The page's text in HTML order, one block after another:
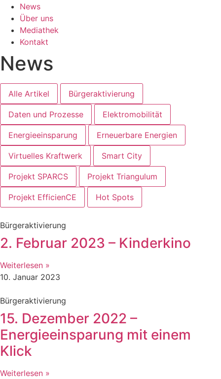
News
Über uns
Mediathek
Kontakt
News
Alle Artikel Bürgeraktivierung
Daten und Prozesse Elektromobilität
Energieeinsparung Erneuerbare Energien
Virtuelles Kraftwerk Smart City
Projekt SPARCS Projekt Triangulum
Projekt EfficienCE Hot Spots
Bürgeraktivierung
2. Februar 2023 – Kinderkino
Weiterlesen »
10. Januar 2023
Bürgeraktivierung
15. Dezember 2022 –
Energieeinsparung mit einem
Klick
Weiterlesen »